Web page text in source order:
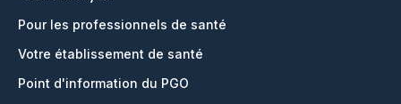
Pour les professionnels de santé
Votre établissement de santé
Point d'information du PGO